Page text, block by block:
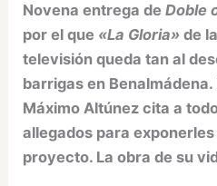
Novena entrega deDoble
por el que «La Gloria» de
televisión queda tan al
barrigas en
Máximo Altúnez cita a
allegados para
proyecto. La obra de su